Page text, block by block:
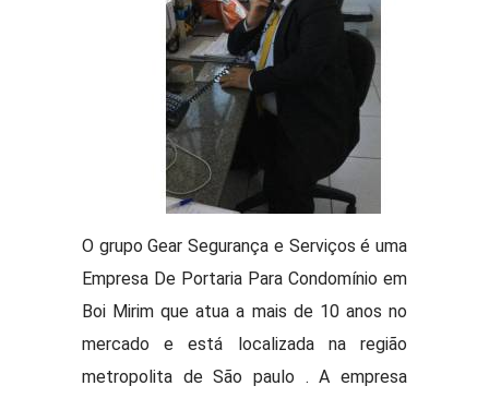
O grupo Gear Segurança e Serviços é uma
Empresa De Portaria Para Condomínio em
Boi Mirim que atua a mais de 10 anos no
mercado e está localizada na região
metropolita de São paulo . A empresa